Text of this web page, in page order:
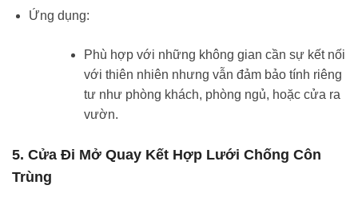
Ứng dụng:
Phù hợp với những không gian cần sự kết nối
với thiên nhiên nhưng vẫn đảm bảo tính riêng
tư như phòng khách, phòng ngủ, hoặc cửa ra
vườn.
5. Cửa Đi Mở Quay Kết Hợp Lưới Chống Côn
Trùng